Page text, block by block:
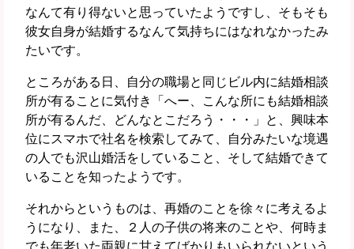
なんて有り得ないと思っていたようですし、そもそも
彼女自身が結婚するなんて気持ちにはなれなかったみ
たいです。
ところがある日、自分の職場と同じビル内に結婚相談
所が有ることに気付き「へー、こんな所にも結婚相談
所が有るんだ、どんなとこだろう・・・」と、興味本
位にスマホで社名を検索してみて、自分みたいな境遇
の人でも沢山婚活をしていること、そして結婚できて
いることを知ったようです。
それからというものは、再婚のことを徐々に考えるよ
うになり、また、２人の子供の将来のことや、何時ま